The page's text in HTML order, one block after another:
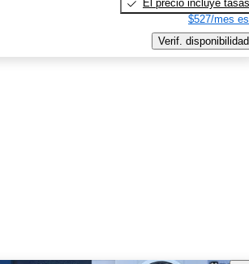
El precio incluye tasas
$527/mes
Verif. disponibilidad